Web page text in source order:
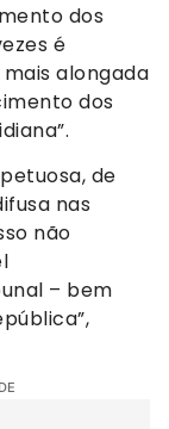
dos
é
alongada
dos
de
nas
não
– bem